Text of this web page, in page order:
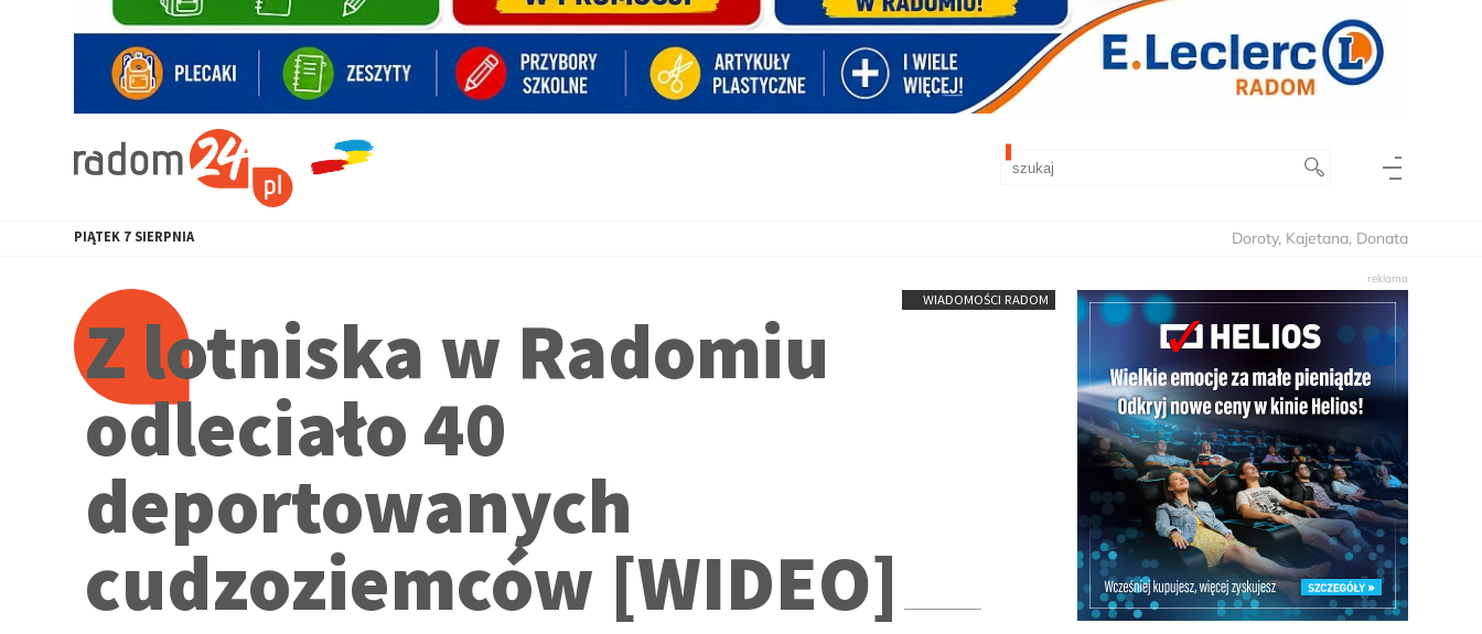
PIĄTEK 7 SIERPNIA Doroty, Kajetana, Donata
WIADOMOŚCI RADOM
Z lotniska w Radomiu
odleciało 40
deportowanych
cudzoziemców [WIDEO]